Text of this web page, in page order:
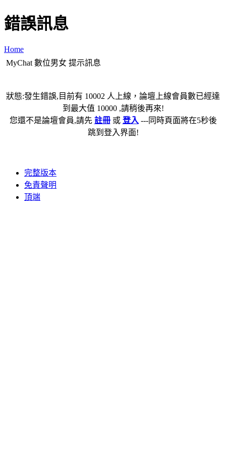
錯誤訊息
Home
MyChat 數位男女 提示訊息
狀態:發生錯誤,目前有 10002 人上線，論壇上線會員數已經達
到最大值 10000 ,請稍後再來!
您還不是論壇會員,請先 註冊或 登入 ---同時頁面將在5秒後
跳到登入界面!
完整版本
免責聲明
頂端